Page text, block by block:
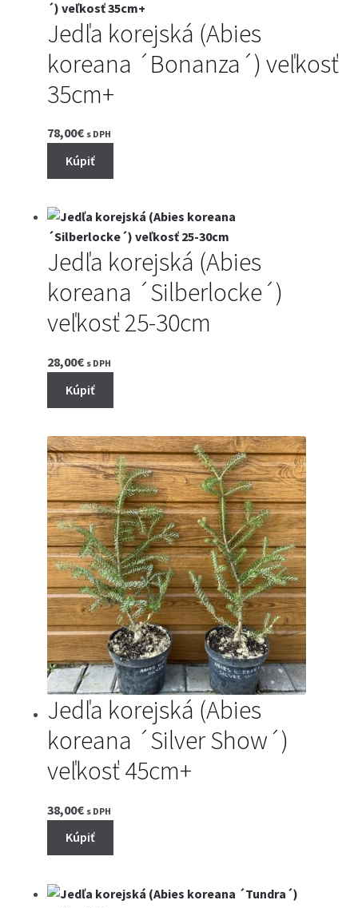
Jedľa korejská (Abies
koreana ´Bonanza´) veľkosť
35cm+
78,00€ s DPH
Kúpiť
Jedľa korejská (Abies
koreana ´Silberlocke´)
veľkosť 25-30cm
28,00€ s DPH
Kúpiť
Jedľa korejská (Abies
koreana ´Silver Show´)
veľkosť 45cm+
38,00€ s DPH
Kúpiť